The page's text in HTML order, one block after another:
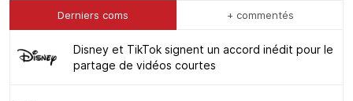
Derniers coms + commentés
Disney et TikTok signent un accord inédit pour le
partage de vidéos courtes